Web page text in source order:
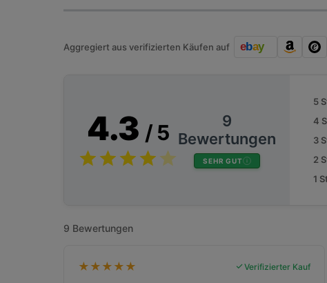
Aggregiert aus verifizierten Käufen auf
4.3 / 5
9
Bewertungen
SEHR GUT
5
4
3
2
1
9 Bewertungen
★ ★ ★ ★ ★ Verifizierter Kauf